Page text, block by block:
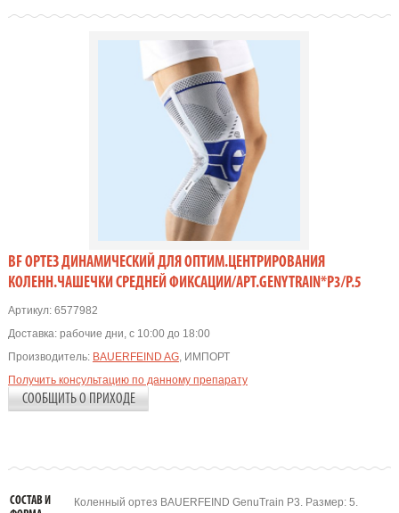
BF ОРТЕЗ ДИНАМИЧЕСКИЙ ДЛЯ ОПТИМ.ЦЕНТРИРОВАНИЯ
КОЛЕНН.ЧАШЕЧКИ СРЕДНЕЙ ФИКСАЦИИ/АРТ.GENYTRAIN*P3/Р.5
Артикул:6577982
Доставка: рабочие дни, с 10:00 до 18:00
Производитель: BAUERFEIND AG, ИМПОРТ
Получить консультацию по данному препарату
СООБЩИТЬ О ПРИХОДЕ
СОСТАВ И
Коленный ортез BAUERFEIND GenuTrain P3. Размер: 5.